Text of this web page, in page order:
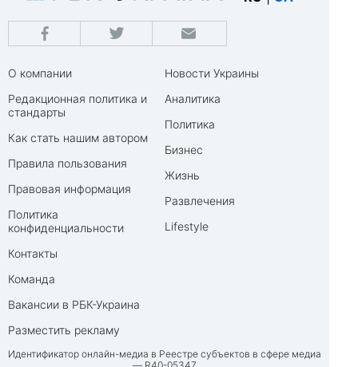
О компании
Редакционная политика и
стандарты
Как стать нашим автором
Правила пользования
Правовая информация
Политика
конфиденциальности
Контакты
Команда
Вакансии в РБК-Украина
Разместить рекламу
Новости Украины
Аналитика
Политика
Бизнес
Жизнь
Развлечения
Lifestyle
Идентификатор онлайн-медиа в Реестре субъектов в сфере медиа